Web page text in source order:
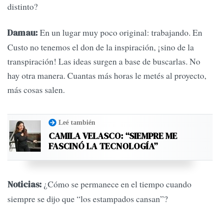
distinto?
Damau:En un lugar muy poco original: trabajando. En
Custo no tenemos el don de la inspiración, ¡sino de la
transpiración! Las ideas surgen a base de buscarlas. No
hay otra manera. Cuantas más horas le metés al proyecto,
más cosas salen.
Leé también
CAMILA VELASCO: “SIEMPRE ME
FASCINÓ LA TECNOLOGÍA”
Noticias: ¿Cómo se permanece en el tiempo cuando
siempre se dijo que “los estampados cansan”?